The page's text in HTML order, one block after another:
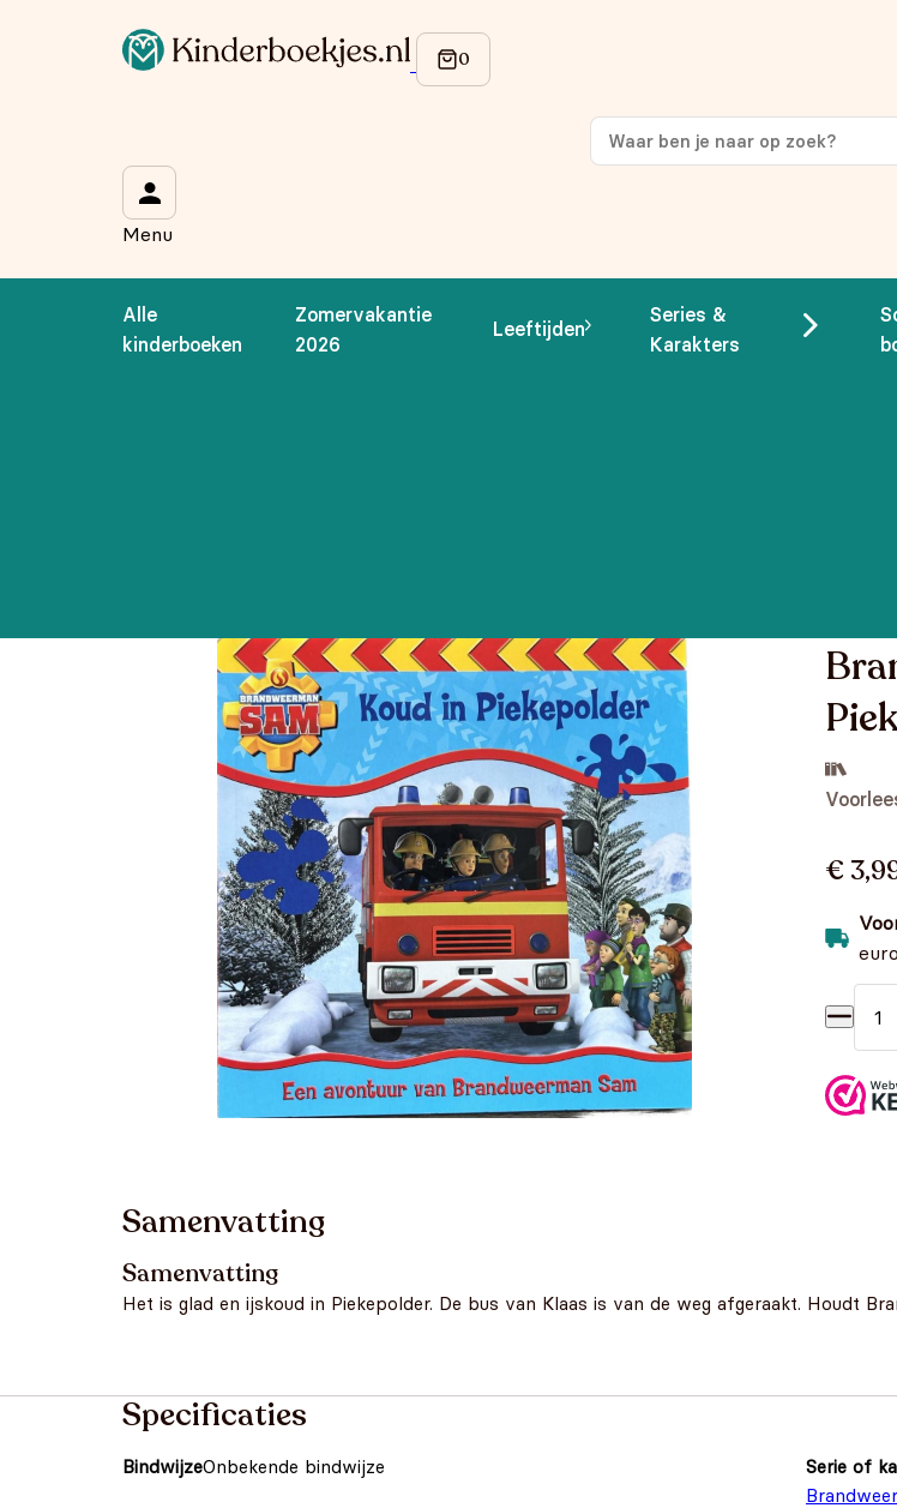
Menu
Alle
kinderboeken
Zomervakantie
2026
Leeftijden
Series &
Karakters
€
euro
Samenvatting
Samenvatting
Het is glad en ijskoud in Piekepolder. De bus van Klaas is van de weg afgeraakt. Houdt
Specificaties
BindwijzeOnbekende bindwijze
Serie of
Op de hoogte blijven van onze acties?
op je eerste aankoop!
Wat is je voornaam?
Aanmelden